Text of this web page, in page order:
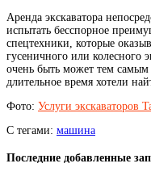
Аренда экскаватора
испытать бесспорное
спецтехники, которые
гусеничного или колесного
очень быть может тем
длительное время хотели
Фото: Услуги экскаваторов
С тегами: машина
Последние добавленные